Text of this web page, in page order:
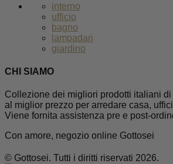
interno
ufficio
bagno
lampadari
giardino
CHI SIAMO
Collezione dei migliori prodotti italiani
al miglior prezzo per arredare casa,
Viene fornita assistenza pre e post-
Con amore, negozio online Gottosei
© Gottosei. Tutti i diritti riservati 2026.